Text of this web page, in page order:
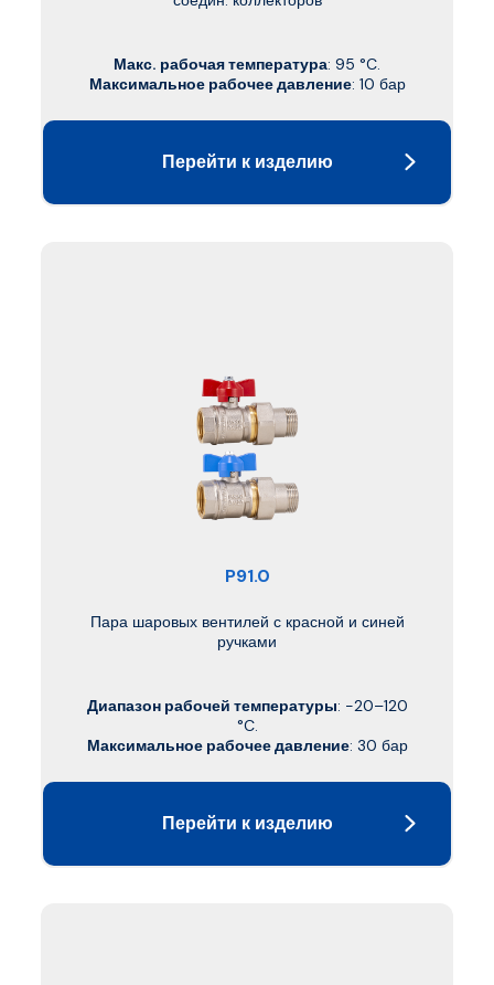
Макс. рабочая температура: 95 °C.
Максимальное рабочее давление: 10 бар
Перейти к изделию
P91.0
Пара шаровых вентилей с красной и синей
ручками
Диапазон рабочей температуры: -20–120
°C.
Максимальное рабочее давление: 30 бар
Перейти к изделию